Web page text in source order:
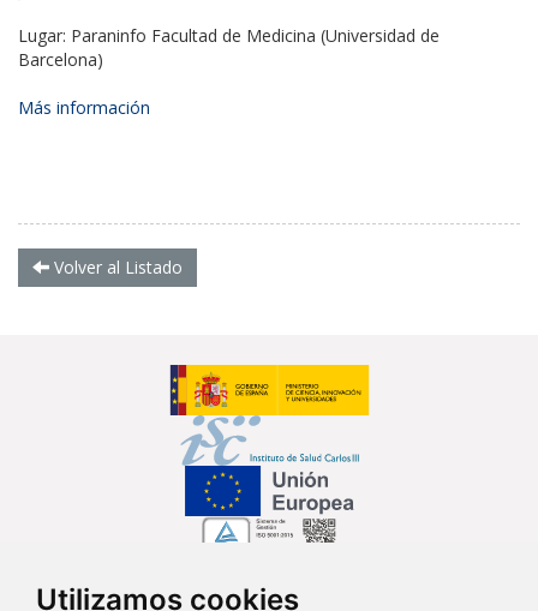
Utilizamos cookies
Lugar: Paraninfo Facultad de Medicina (Universidad de
Barcelona)
Más información
Volver al Listado